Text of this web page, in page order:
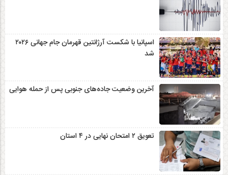
اسپانیا با شکست آرژانتین قهرمان جام جهانی ۲۰۲۶
شد
آخرین وضعیت جاده‌های جنوبی پس از حمله هوایی
تعویق ۲ امتحان نهایی در ۴ استان